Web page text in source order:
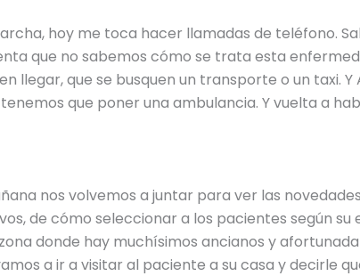
hoy me toca hacer llamadas de teléfono.
que no sabemos cómo se trata esta
llegar, que se busquen un transporte o un taxi.
que poner una ambulancia. Y vuelta a
nos volvemos a juntar para ver las
de cómo seleccionar a los pacientes según
donde hay muchísimos ancianos y
a ir a visitar al paciente a su casa y decirle